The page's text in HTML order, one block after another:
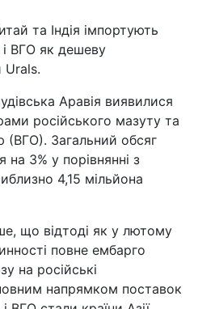
та Індія імпортують
ВГО як дешеву
Urals.
Аравія виявилися
російського мазуту та
(ВГО). Загальний обсяг
3% у порівнянні з
4,15 мільйона
що відтоді як у лютому
повне ембарго
на російські
напрямком поставок